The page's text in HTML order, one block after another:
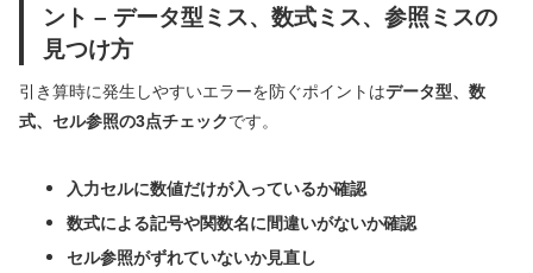
ント – データ型ミス、数式ミス、参照ミスの
見つけ方
引き算時に発生しやすいエラーを防ぐポイントはデータ型、数
式、セル参照の3点チェックです。
入力セルに数値だけが入っているか確認
数式による記号や関数名に間違いがないか確認
セル参照がずれていないか見直し